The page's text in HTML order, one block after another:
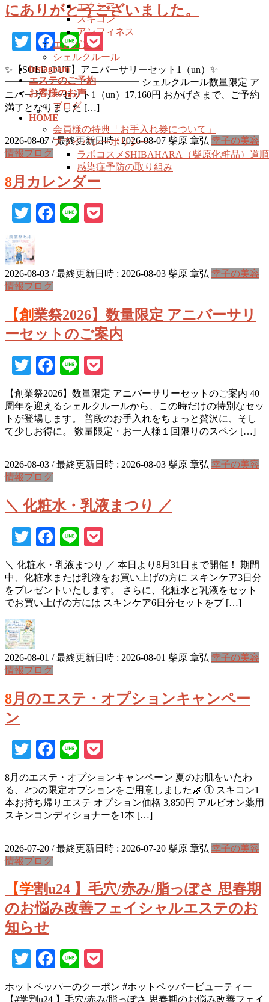
エクシア
スキコン
アンフィネス
エレガンス
シェルクルール
instagram
エステのご予約
お客様のお声
ブログ
HOME
会員様の特典「お手入れ券について」
プライバシーポリシー
ラボコスメSHIBAHARA（柴原化粧品）道
感染症予防の取り組み
にありがとうございました。
Twitter
Facebook
LinePocket
✨【SOLD OUT】アニバーサリーセット1（un）✨
━━━━━━━━━━━━━━ シェルクルール数量限定 ア
ニバーサリーセット1（un）17,160円 おかげさまで、ご予約
満了となりました […]
2026-08-07 / 最終更新日時 : 2026-08-07 柴原 章弘 幸子の美容
情報ブログ
8月カレンダー
TwitterFacebook
Line
2026-08-03 / 最終更新日時 : 2026-08-03 柴原 章弘 幸子の美容
情報ブログ
【創業祭2026】数量限定 アニバーサリ
ーセットのご案内
TwitterFacebook
Line
【創業祭2026】数量限定 アニバーサリーセットのご案内 40
周年を迎えるシェルクルールから、この時だけの特別なセッ
トが登場します。 普段のお手入れをちょっと贅沢に、そし
て少しお得に。 数量限定・お一人様１回限りのスペシ […]
2026-08-03 / 最終更新日時 : 2026-08-03 柴原 章弘 幸子の美容
情報ブログ
＼ 化粧水・乳液まつり ／
TwitterFacebook
Line
＼ 化粧水・乳液まつり ／ 本日より8月31日まで開催！ 期間
中、化粧水または乳液をお買い上げの方に スキンケア3日分
をプレゼントいたします。 さらに、化粧水と乳液をセット
でお買い上げの方には スキンケア6日分セットをプ […]
2026-08-01 / 最終更新日時 : 2026-08-01 柴原 章弘 幸子の美容
情報ブログ
8月のエステ・オプションキャンペー
ン
TwitterFacebook
Line
8月のエステ・オプションキャンペーン 夏のお肌をいたわ
る、2つの限定オプションをご用意しました🌿 ① スキコン1
本お持ち帰りエステ オプション価格 3,850円 アルビオン薬用
スキンコンディショナーを1本 […]
2026-07-20 / 最終更新日時 : 2026-07-20 柴原 章弘 幸子の美容
情報ブログ
【学割u24 】毛穴/赤み/脂っぽさ 思春期
のお悩み改善フェイシャルエステのお
知らせ
TwitterFacebook
Line
ホットペッパーのクーポン #ホットペッパービューティー
【#学割u24 】毛穴/赤み/脂っぽさ 思春期のお悩み改善フェイ